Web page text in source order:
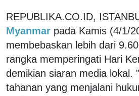
REPUBLIKA.CO.ID,
Myanmar pada Kamis (4/1/
membebaskan lebih dari
rangka memperingati Hari
demikian siaran media lokal.
tahanan yang menjalani